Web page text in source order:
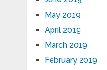
May 2019
April 2019
March 2019
February 2019